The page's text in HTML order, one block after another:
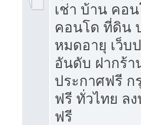
เช่า บ้าน คอ
คอนโด ที่ดิน
หมดอายุ เว็บ
อันดับ ฝากร้า
ประกาศฟรี ก
ฟรี ทั่วไทย ล
ฟรี